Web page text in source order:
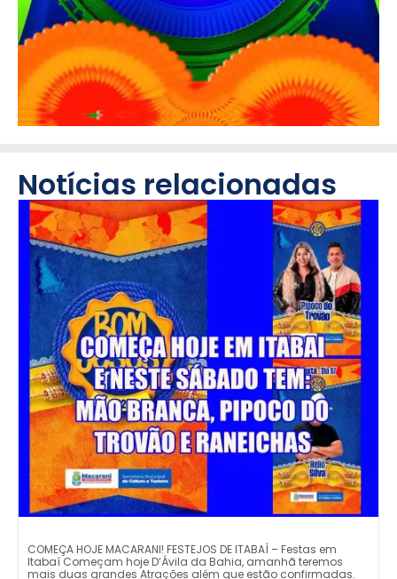
Notícias relacionadas
COMEÇA HOJE MACARANI! FESTEJOS DE ITABAÍ – Festas em
Itabaí Começam hoje D’Ávila da Bahia, amanhã teremos
mais duas grandes Atrações além que estão confirmadas.